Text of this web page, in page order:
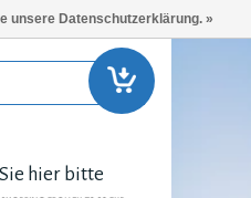
hier bitte
unsere Datenschutzerklärung. »